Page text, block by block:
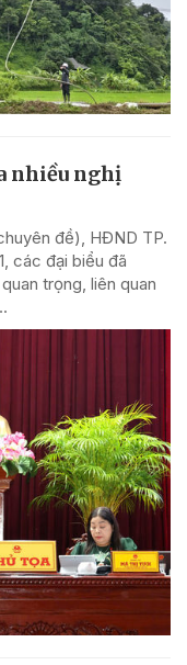
nhiều nghị
đề), HĐND TP.
các đại biểu đã
trọng, liên quan